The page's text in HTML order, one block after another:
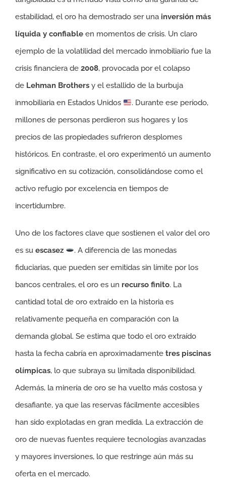
estabilidad, el oro ha demostrado ser una inversión más
líquida y confiable en momentos de crisis. Un claro
ejemplo de la volatilidad del mercado inmobiliario fue la
crisis financiera de 2008, provocada por el colapso
de Lehman Brothers y el estallido de la burbuja
inmobiliaria en Estados Unidos
. Durante ese período,
millones de personas perdieron sus hogares y los
precios de las propiedades sufrieron desplomes
históricos. En contraste, el oro experimentó un aumento
significativo en su cotización, consolidándose como el
activo refugio por excelencia en tiempos de
incertidumbre.
Uno de los factores clave que sostienen el valor del oro
es su escasez
. A diferencia de las monedas
fiduciarias, que pueden ser emitidas sin límite por los
bancos centrales, el oro es un recurso finito. La
cantidad total de oro extraído en la historia es
relativamente pequeña en comparación con la
demanda global. Se estima que todo el oro extraído
hasta la fecha cabría en aproximadamente tres piscinas
olímpicas, lo que subraya su limitada disponibilidad.
Además, la minería de oro se ha vuelto más costosa y
desafiante, ya que las reservas fácilmente accesibles
han sido explotadas en gran medida. La extracción de
oro de nuevas fuentes requiere tecnologías avanzadas
y mayores inversiones, lo que restringe aún más su
oferta en el mercado.